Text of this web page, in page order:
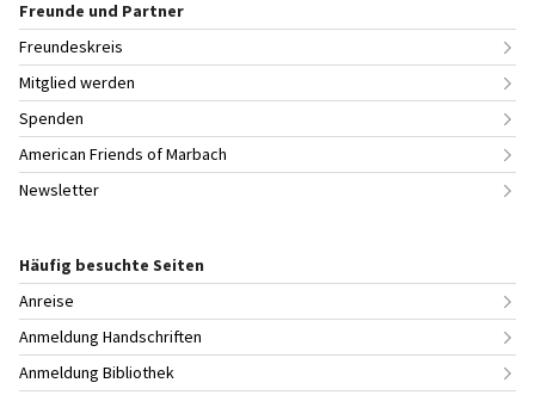
Freunde und Partner
Freundeskreis
Mitglied werden
Spenden
American Friends of Marbach
Newsletter
Häufig besuchte Seiten
Anreise
Anmeldung Handschriften
Anmeldung Bibliothek